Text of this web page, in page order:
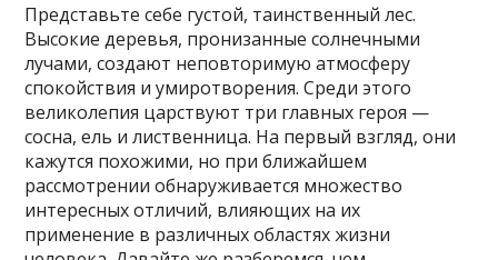
Представьте себе густой, таинственный лес.
Высокие деревья, пронизанные солнечными
лучами, создают неповторимую атмосферу
спокойствия и умиротворения. Среди этого
великолепия царствуют три главных героя —
сосна, ель и лиственница. На первый взгляд, они
кажутся похожими, но при ближайшем
рассмотрении обнаруживается множество
интересных отличий, влияющих на их
применение в различных областях жизни